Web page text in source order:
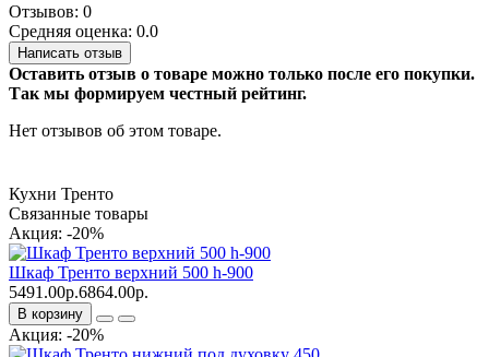
Отзывов: 0
Средняя оценка: 0.0
Написать отзыв
Оставить отзыв о товаре можно только после его покупки.
Так мы формируем честный рейтинг.
Нет отзывов об этом товаре.
Кухни Тренто
Связанные товары
Акция: -20%
Шкаф Тренто верхний 500 h-900
5491.00р.6864.00р.
В корзину
Акция: -20%